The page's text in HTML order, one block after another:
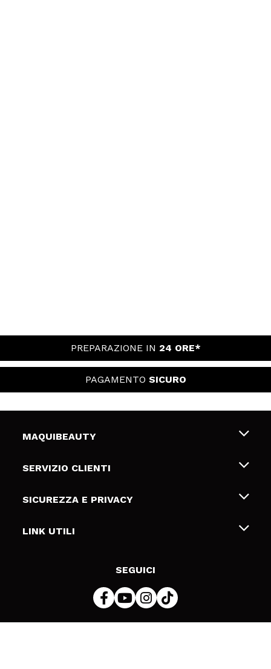
PREPARAZIONE IN 24 ORE*
PAGAMENTO SICURO
MAQUIBEAUTY
Chi siamo
Gift Cards
SERVIZIO CLIENTI
Spedizioni & Resi
Metodi di pagamamento
SICUREZZA E PRIVACY
Termini e condizioni
LINK UTILI
SEGUICI